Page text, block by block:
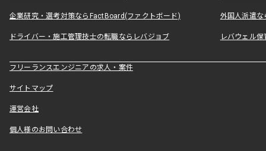
企業研究・選考対策ならFactBoard(ファクトボード) 外国人派遣な
ドライバー・施工管理技士の転職ならレバジョブ レバウェル
フリーランスエンジニアの求人・案件
サイトマップ
運営会社
個人様のお問い合わせ